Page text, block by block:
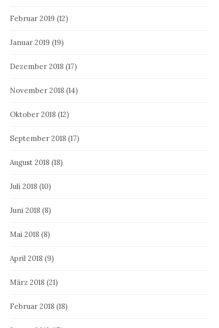
Februar 2019 (12)
Januar 2019 (19)
Dezember 2018 (17)
November 2018 (14)
Oktober 2018 (12)
September 2018 (17)
August 2018 (18)
Juli 2018 (10)
Juni 2018 (8)
Mai 2018 (8)
April 2018 (9)
März 2018 (21)
Februar 2018 (18)